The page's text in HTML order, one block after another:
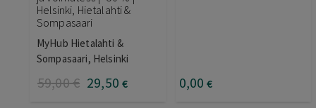
Helsinki, Hietalahti &
Sompasaari
MyHub Hietalahti &
Sompasaari, Helsinki
59,00€ 29,50 € 0,00 €